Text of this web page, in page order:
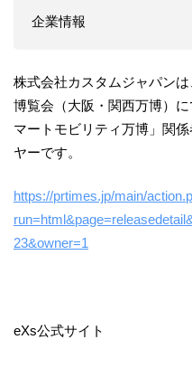
企業情報
株式会社カスタムジャパン
博覧会（大阪・関西万博）
マートモビリティ万博」関
ヤーです。
https://prtimes.jp/main/
23&owner=1
eXs公式サイト